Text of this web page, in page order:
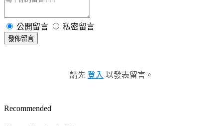
公開留言 私密留言
發佈留言
請先 登入 以發表留言。
Recommended